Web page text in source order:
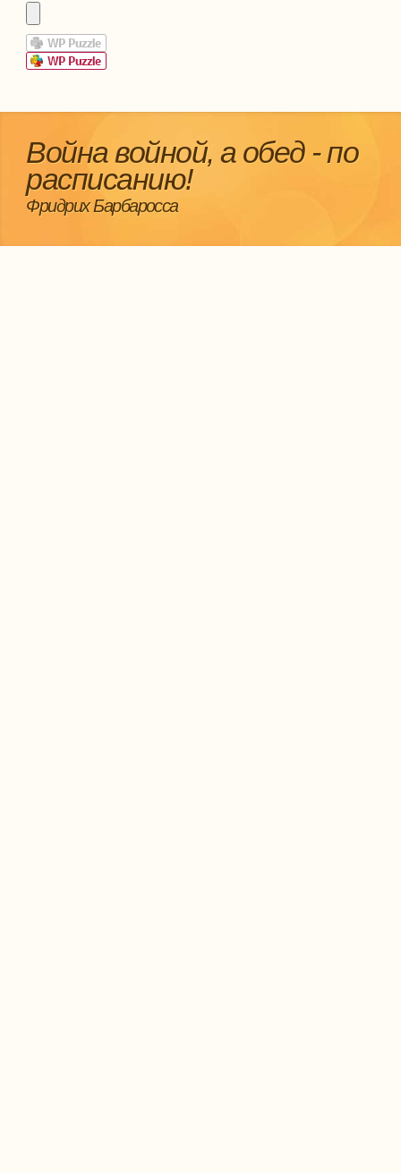
Война войной, а обед - по
расписанию!
Фридрих Барбаросса